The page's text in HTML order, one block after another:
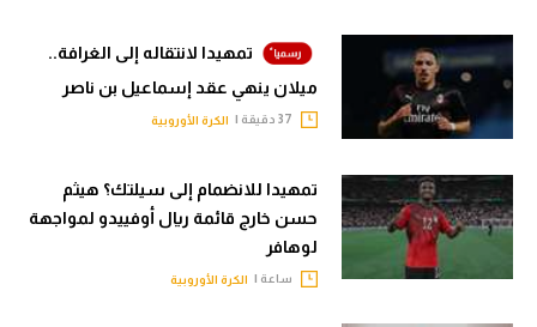
تمهيدا لانتقاله إلى الغرافة..
ميلان ينهي عقد إسماعيل بن ناصر
الكرة الأوروبية
تمهيدا للانضمام إلى سيلتك؟ هيثم
حسن خارج قائمة ريال أوفييدو لمواجهة
لوهافر
ساعة | الكرة الأوروبية